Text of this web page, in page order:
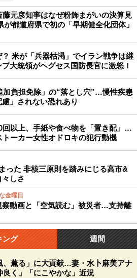
藤元彦知事はなぜ粉飾まがいの決算見
が都道府県で初の「早期健全化団体」
米が「兵器枯渇」でイラン戦争は継
大統領がヘグセス国防長官に激怒！
加負担免除」の“落とし穴”…慢性疾患
」されない恐れあり
回以上、手紙や食べ物を「置き配」…
トーカー女性オドロキの犯行動機
った 非核三原則を踏みにじる高市&
しさ
金曜日
察動画と「空気読む」被災者…支持離
ング 週間
、薫る」に大貢献…妻・水卜麻美アナ
良く」「にこやかな」近況